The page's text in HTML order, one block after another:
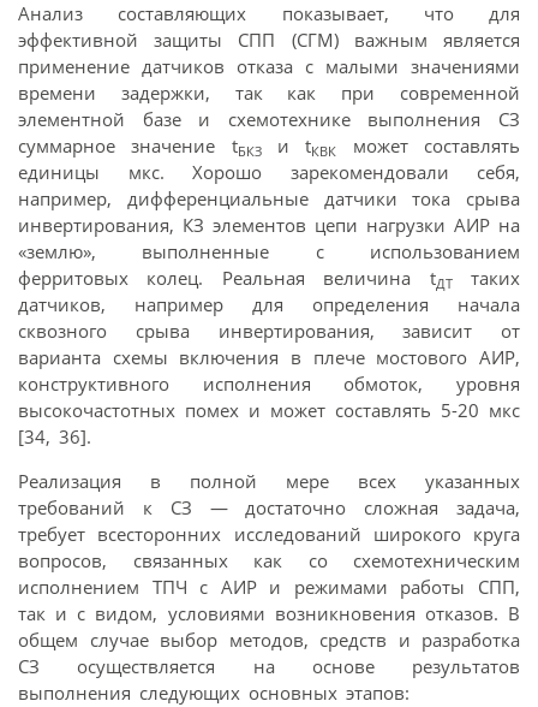
Анализ составляющих показывает, что для
эффективной защиты СПП (СГМ) важным является
применение датчиков отказа с малыми значениями
времени задержки, так как при современной
элементной базе и схемотехнике выполнения СЗ
суммарное значение tБКЗи tКВК
может составлять
единицы мкс. Хорошо зарекомендовали себя,
например, дифференциальные датчики тока срыва
инвертирования, КЗ элементов цепи нагрузки АИР на
«землю», выполненные с использованием
ферритовых колец. Реальная величина tДТтаких
датчиков, например для определения начала
сквозного срыва инвертирования, зависит от
варианта схемы включения в плече мостового АИР,
конструктивного исполнения обмоток, уровня
высокочастотных помех и может составлять 5-20 мкс
[34, 36].
Реализация в полной мере всех указанных
требований к СЗ — достаточно сложная задача,
требует всесторонних исследований широкого круга
вопросов, связанных как со схемотехническим
исполнением ТПЧ с АИР и режимами работы СПП,
так и с видом, условиями возникновения отказов. В
общем случае выбор методов, средств и разработка
СЗ осуществляется на основе результатов
выполнения следующих основных этапов: